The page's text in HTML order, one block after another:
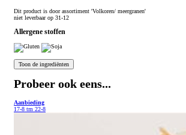
Dit product is door assortiment 'Volkoren/ meergranen'
niet leverbaar op 31-12
Allergene stoffen
Probeer ook eens...
Aanbieding
17-8 tm 22-8